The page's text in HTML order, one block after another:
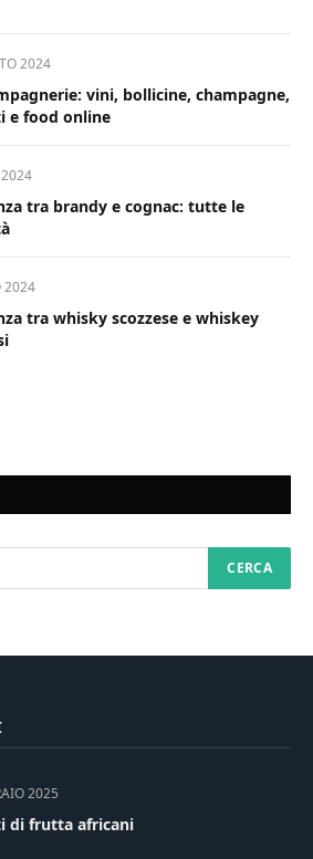
2024
vini, bollicine, champagne,
e food online
2024
tra brandy e cognac: tutte le
2024
tra whisky scozzese e whiskey
2025
di frutta africani